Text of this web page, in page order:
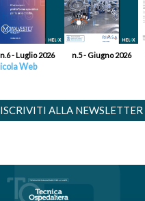
n.6 - Luglio 2026 n.5 - Giugno 2026
Web
ISCRIVITI ALLA NEWSLETTER